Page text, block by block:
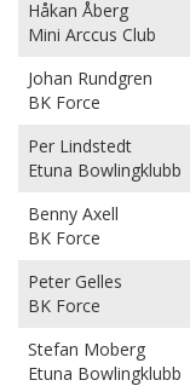
Håkan Åberg
Mini Arccus Club
Johan Rundgren
BK Force
Per Lindstedt
Etuna Bowlingklubb
Benny Axell
BK Force
Peter Gelles
BK Force
Stefan Moberg
Etuna Bowlingklubb